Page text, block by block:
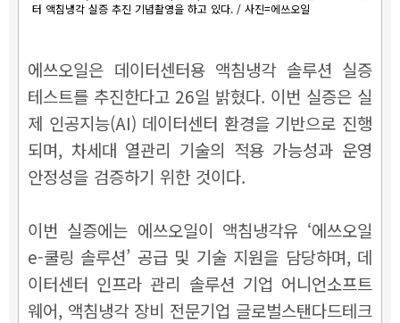
터 액침냉각 실증 추진 기념촬영을 하고 있다. / 사진=에쓰오일
에쓰오일은 데이터센터용 액침냉각 솔루션 실증
테스트를 추진한다고 26일 밝혔다. 이번 실증은 실
제 인공지능(AI) 데이터센터 환경을 기반으로 진행
되며, 차세대 열관리 기술의 적용 가능성과 운영
안정성을 검증하기 위한 것이다.
이번 실증에는 에쓰오일이 액침냉각유 ‘에쓰오일
e-쿨링 솔루션’ 공급 및 기술 지원을 담당하며, 데
이터센터 인프라 관리 솔루션 기업 어니언소프트
웨어, 액침냉각 장비 전문기업 글로벌스탠다드테크